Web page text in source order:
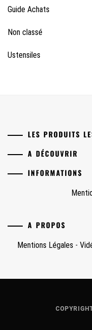
Guide Achats
Non classé
Ustensiles
LES PRODUITS
A DÉCOUVRIR
INFORMATIONS
A PROPOS
Mentions Légales -